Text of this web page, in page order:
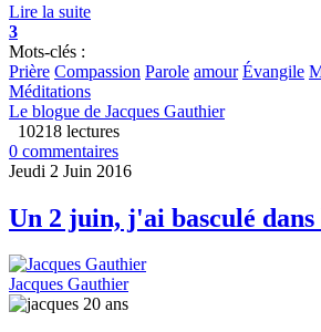
Lire la suite
3
Mots-clés :
Prière Compassion Parole amour Évangile
Méditations
Le blogue de Jacques Gauthier
10218 lectures
0 commentaires
Jeudi 2 Juin 2016
Un 2 juin, j'ai basculé
Jacques Gauthier